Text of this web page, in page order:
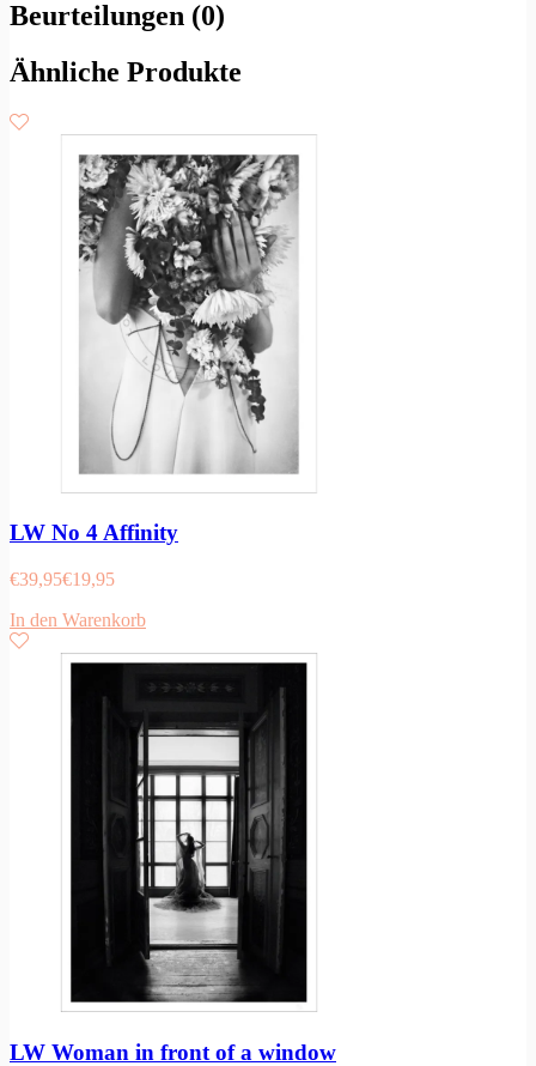
Beurteilungen (0)
Ähnliche Produkte
LW No 4 Affinity
€39,95€19,95
In den Warenkorb
LW Woman in front of a window